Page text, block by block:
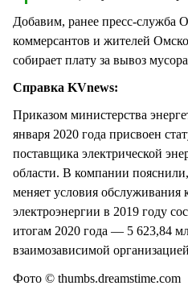
Добавим, ранее пресс-служба
коммерсантов и жителей
собирает плату за вывоз
Справка KVnews:
Приказом министерства
января 2020 года присвоен
поставщика электрической
области. В компании
меняет условия обслуживания
электроэнергии в 2019 году
итогам 2020 года — 5 623,84
взаимозависимой
Фото © thumbs.dreamstime.com